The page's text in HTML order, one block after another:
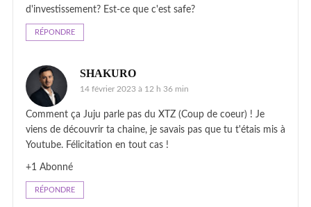
d'investissement? Est-ce que c'est safe?
RÉPONDRE
SHAKURO
14 février 2023 à 12 h 36 min
Comment ça Juju parle pas du XTZ (Coup de coeur) ! Je
viens de découvrir ta chaine, je savais pas que tu t'étais mis à
Youtube. Félicitation en tout cas !
+1 Abonné
RÉPONDRE